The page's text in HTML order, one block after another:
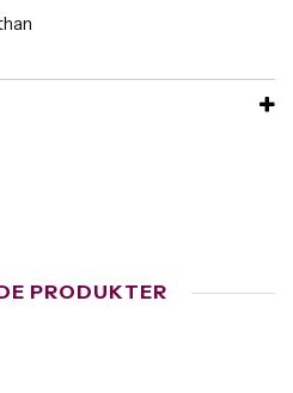
PRODUKTER